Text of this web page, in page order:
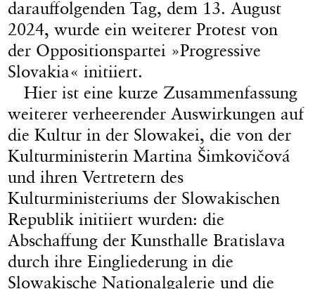
darauffolgenden Tag, dem 13. August
2024, wurde ein weiterer Protest von
der Oppositionspartei »Progressive
Slovakia« initiiert.
Hier ist eine kurze Zusammenfassung
weiterer verheerender Auswirkungen auf
die Kultur in der Slowakei, die von der
Kulturministerin Martina Šimkovičová
und ihren Vertretern des
Kulturministeriums der Slowakischen
Republik initiiert wurden: die
Abschaffung der Kunsthalle Bratislava
durch ihre Eingliederung in die
Slowakische Nationalgalerie und die